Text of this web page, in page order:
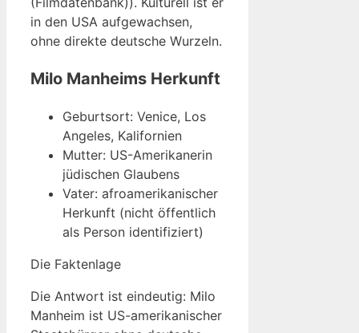
in den USA aufgewachsen,
ohne direkte deutsche Wurzeln.
Milo Manheims Herkunft
Geburtsort: Venice, Los
Angeles, Kalifornien
Mutter: US-Amerikanerin
jüdischen Glaubens
Vater: afroamerikanischer
Herkunft (nicht öffentlich
als Person identifiziert)
Die Faktenlage
Die Antwort ist eindeutig: Milo
Manheim ist US-amerikanischer